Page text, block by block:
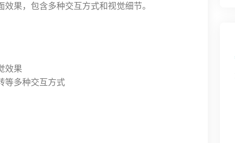
果，包含多种交互方式和视觉细节。
效果
等多种交互方式